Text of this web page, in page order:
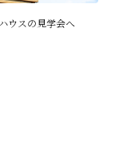
ウスの見学会へ